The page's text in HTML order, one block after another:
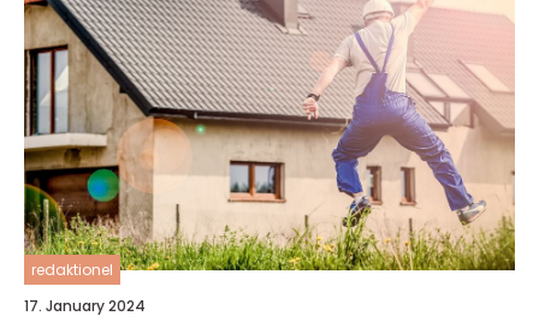
redaktionel
17. January 2024